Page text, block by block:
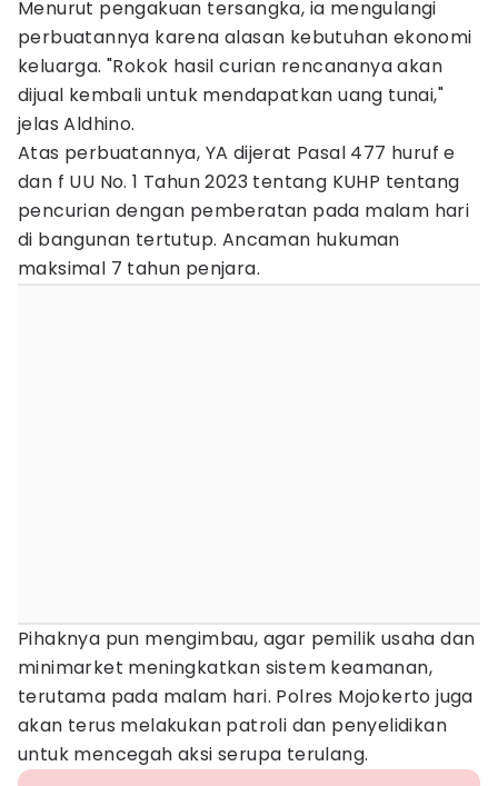
Menurut pengakuan tersangka, ia mengulangi
perbuatannya karena alasan kebutuhan ekonomi
keluarga. "Rokok hasil curian rencananya akan
dijual kembali untuk mendapatkan uang tunai,"
jelas Aldhino.
Atas perbuatannya, YA dijerat Pasal 477 huruf e
dan f UU No. 1 Tahun 2023 tentang KUHP tentang
pencurian dengan pemberatan pada malam hari
di bangunan tertutup. Ancaman hukuman
maksimal 7 tahun penjara.
Pihaknya pun mengimbau, agar pemilik usaha dan
minimarket meningkatkan sistem keamanan,
terutama pada malam hari. Polres Mojokerto juga
akan terus melakukan patroli dan penyelidikan
untuk mencegah aksi serupa terulang.